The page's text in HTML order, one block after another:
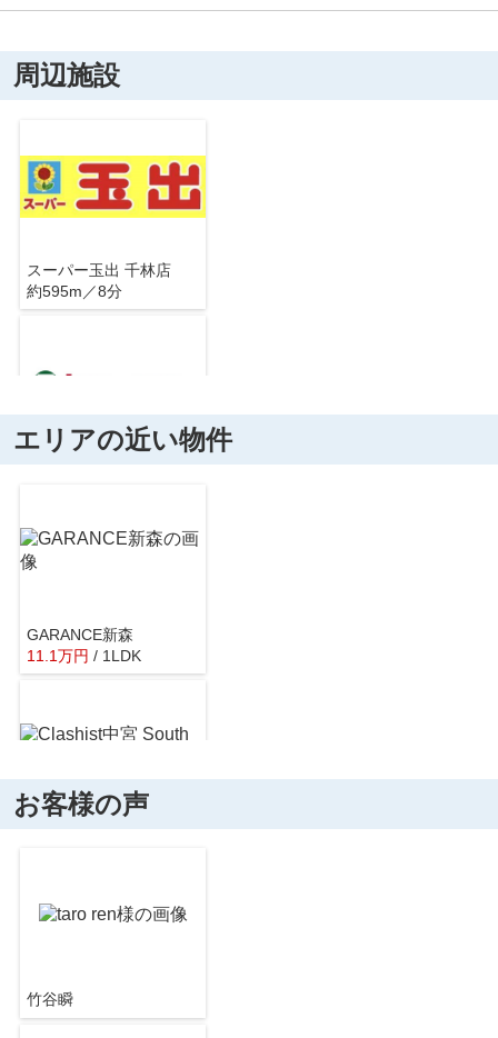
周辺施設
スーパー玉出 千林店
約595m／8分
セブンイレブン 千林商店街西店
エリアの近い物件
GARANCE新森
11.1万円 / 1LDK
Clashist中宮 South
お客様の声
竹谷瞬